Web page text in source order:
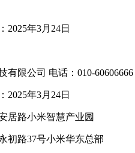
2025年3月24日
有限公司 电话：010-60606666
2025年3月24日
居路小米智慧产业园
初路37号小米华东总部